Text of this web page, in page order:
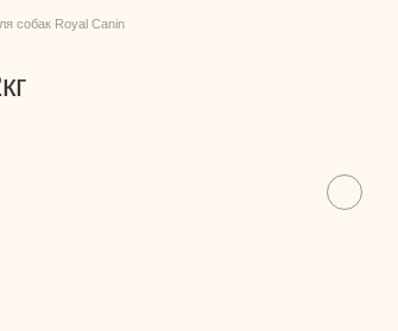
собак Royal Canin